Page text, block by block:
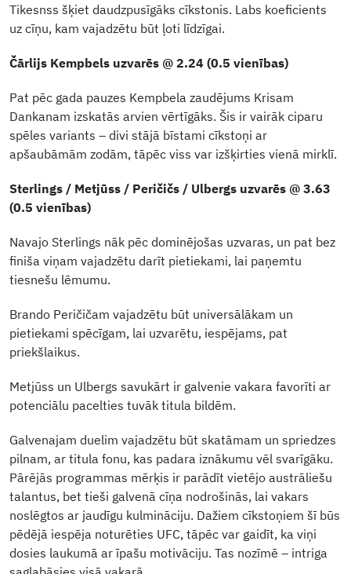
Tikesnss šķiet daudzpusīgāks cīkstonis. Labs koeficients
uz cīņu, kam vajadzētu būt ļoti līdzīgai.
Čārlijs Kempbels uzvarēs @ 2.24 (0.5 vienības)
Pat pēc gada pauzes Kempbela zaudējums Krisam
Dankanam izskatās arvien vērtīgāks. Šis ir vairāk ciparu
spēles variants – divi stājā bīstami cīkstoņi ar
apšaubāmām zodām, tāpēc viss var izšķirties vienā mirklī.
Sterlings / Metjūss / Peričičs / Ulbergs uzvarēs @ 3.63
(0.5 vienības)
Navajo Sterlings nāk pēc dominējošas uzvaras, un pat bez
finiša viņam vajadzētu darīt pietiekami, lai paņemtu
tiesnešu lēmumu.
Brando Peričičam vajadzētu būt universālākam un
pietiekami spēcīgam, lai uzvarētu, iespējams, pat
priekšlaikus.
Metjūss un Ulbergs savukārt ir galvenie vakara favorīti ar
potenciālu pacelties tuvāk titula bildēm.
Galvenajam duelim vajadzētu būt skatāmam un spriedzes
pilnam, ar titula fonu, kas padara iznākumu vēl svarīgāku.
Pārējās programmas mērķis ir parādīt vietējo austrāliešu
talantus, bet tieši galvenā cīņa nodrošinās, lai vakars
noslēgtos ar jaudīgu kulmināciju. Dažiem cīkstoņiem šī būs
pēdējā iespēja noturēties UFC, tāpēc var gaidīt, ka viņi
dosies laukumā ar īpašu motivāciju. Tas nozīmē – intriga